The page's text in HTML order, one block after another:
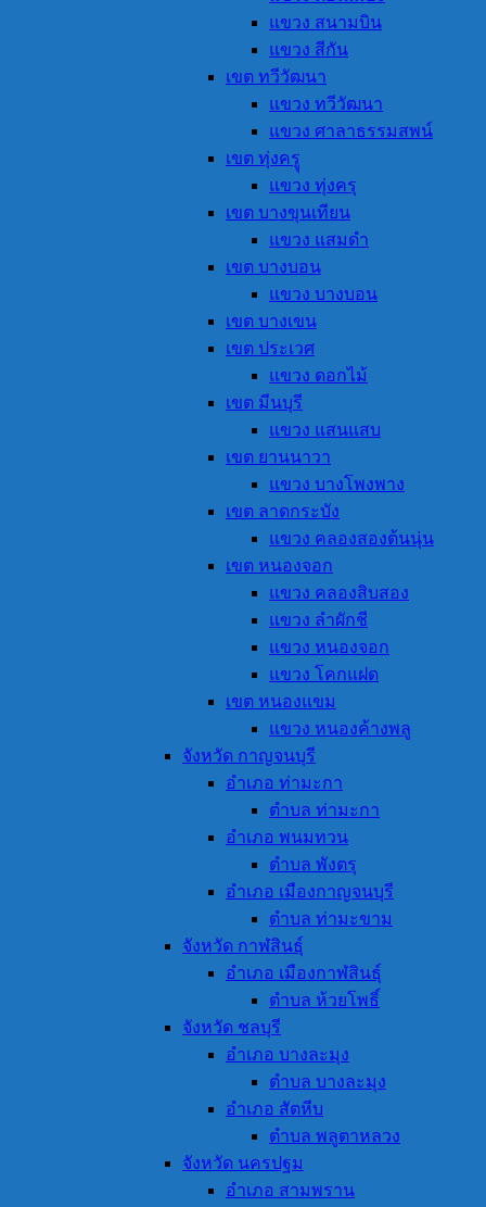
แขวง สนามบิน
แขวง สีกัน
เขต ทวีวัฒนา
แขวง ทวีวัฒนา
แขวง ศาลาธรรมสพน์
เขต ทุ่งครูุ
แขวง ทุ่งครุ
เขต บางขุนเทียน
แขวง แสมดำ
เขต บางบอน
แขวง บางบอน
เขต บางเขน
เขต ประเวศ
แขวง ดอกไม้
เขต มีนบุรี
แขวง แสนแสบ
เขต ยานนาวา
แขวง บางโพงพาง
เขต ลาดกระบัง
แขวง คลองสองต้นนุ่น
เขต หนองจอก
แขวง คลองสิบสอง
แขวง ลำผักชี
แขวง หนองจอก
แขวง โคกแฝด
เขต หนองแขม
แขวง หนองค้างพลู
จังหวัด กาญจนบุรี
อำเภอ ท่ามะกา
ตำบล ท่ามะกา
อำเภอ พนมทวน
ตำบล พังตรุ
อำเภอ เมืองกาญจนบุรี
ตำบล ท่ามะขาม
จังหวัด กาฬสินธุ์
อำเภอ เมืองกาฬสินธุ์
ตำบล ห้วยโพธิ์
จังหวัด ชลบุรี
อำเภอ บางละมุง
ตำบล บางละมุง
อำเภอ สัตหีบ
ตำบล พลูตาหลวง
จังหวัด นครปฐม
อำเภอ สามพราน